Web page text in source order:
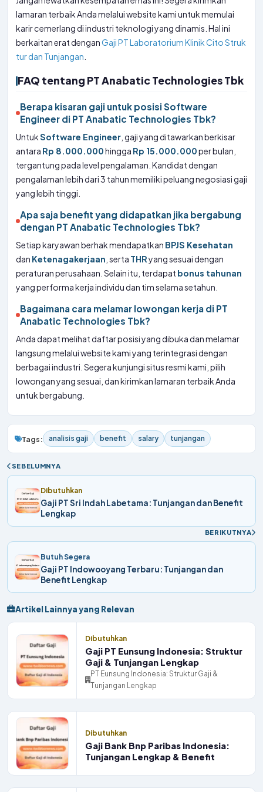
lamaran terbaik Anda melalui website kami untuk memulai
karir cemerlang di industri teknologi yang dinamis. Hal ini
berkaitan erat denganGaji PT Laboratorium Klinik Cito Struk
tur dan Tunjangan
FAQ tentang PT Anabatic Technologies Tbk
Berapa kisaran gaji untuk posisi Software
Engineer di PT Anabatic Technologies Tbk?
UntukSoftware Engineer , gaji yang ditawarkan berkisar
antara Rp 8.000.000hingga Rp 15.000.000per bulan,
tergantung pada level pengalaman. Kandidat dengan
pengalaman lebih dari 3 tahun memiliki peluang negosiasi gaji
yang lebih tinggi.
Apa saja benefit yang didapatkan jika bergabung
dengan PT Anabatic Technologies Tbk?
Setiap karyawan berhak mendapatkan BPJS Kesehatan
dan Ketenagakerjaan , serta THRyang sesuai dengan
peraturan perusahaan. Selain itu, terdapat bonus tahunan
yang performa kerja individu dan tim selama setahun.
Bagaimana cara melamar lowongan kerja di PT
Anabatic Technologies Tbk?
Anda dapat melihat daftar posisi yang dibuka dan melamar
langsung melalui website kami yang terintegrasi dengan
berbagai industri. Segera kunjungi situs resmi kami, pilih
lowongan yang sesuai, dan kirimkan lamaran terbaik Anda
untuk bergabung.
Tags: analisis gaji benefit salary tunjangan
SEBELUMNYA
Dibutuhkan
Gaji PT Sri Indah Labetama: Tunjangan dan Benefit
Lengkap
BERIKUTNYA
Butuh Segera
Gaji PT Indowooyang Terbaru: Tunjangan dan
Benefit Lengkap
Artikel Lainnya yang Relevan
Dibutuhkan
Gaji PT Eunsung Indonesia: Struktur
Gaji & Tunjangan Lengkap
PT Eunsung Indonesia: Struktur Gaji &
Tunjangan Lengkap
Dibutuhkan
Gaji Bank Bnp Paribas Indonesia:
Tunjangan Lengkap & Benefit